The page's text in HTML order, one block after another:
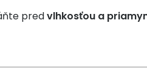
predvlhkosťou a